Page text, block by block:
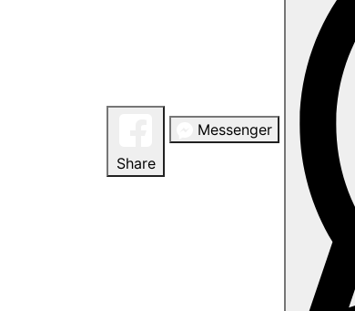
Share
Messenger